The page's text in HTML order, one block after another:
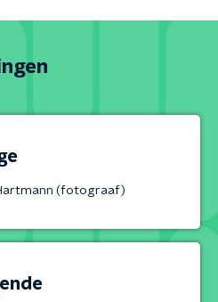
(fotograaf)